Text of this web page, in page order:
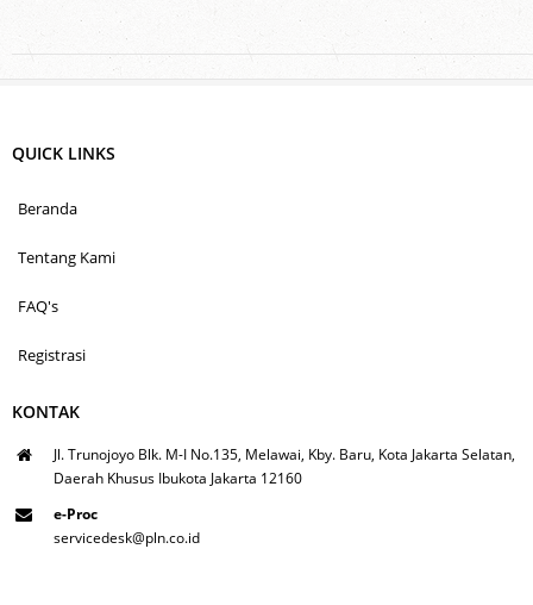
QUICK LINKS
Beranda
Tentang Kami
FAQ's
Registrasi
KONTAK
Jl. Trunojoyo Blk. M-I No.135, Melawai, Kby. Baru, Kota Jakarta Selatan,
Daerah Khusus Ibukota Jakarta 12160
e-Proc
servicedesk@pln.co.id